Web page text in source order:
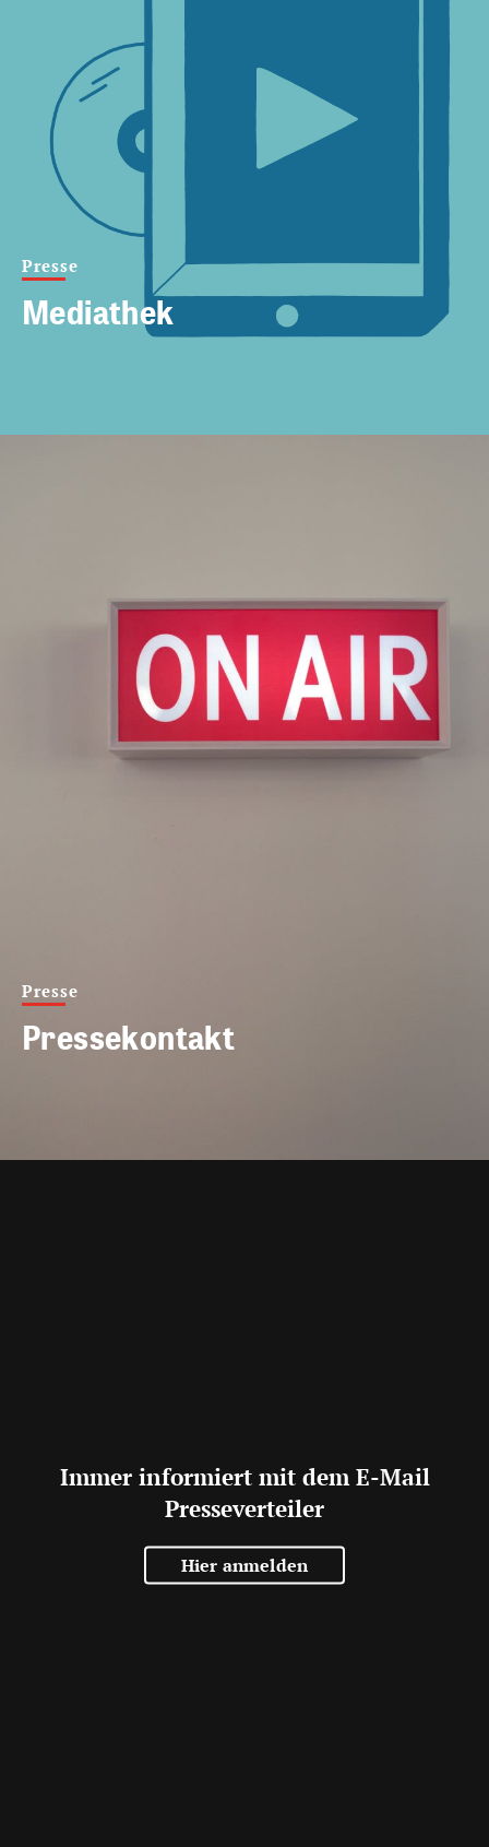
Presse
Mediathek
Presse
Pressekontakt
Immer informiert mit dem E-Mail
Presseverteiler
Hier anmelden